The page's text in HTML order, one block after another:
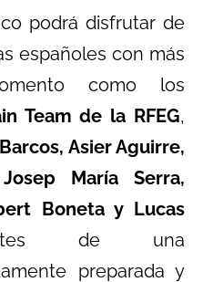
podrá disfrutar de
españoles con más
como los
Team de la RFEG,
Asier Aguirre,
María Serra,
Boneta y Lucas
de una
preparada y